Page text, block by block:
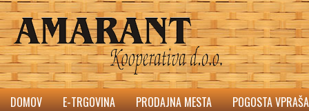
DOMOV E-TRGOVINA PRODAJNA MESTA POGOSTA